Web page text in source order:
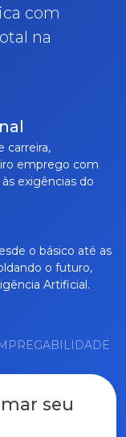
com
na
carreira,
emprego com
exigências do
o básico até as
o futuro,
Artificial.
seu